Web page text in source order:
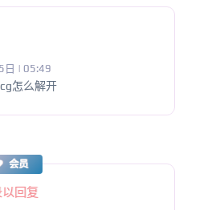
日 | 05:49
怎么解开
会员
以回复